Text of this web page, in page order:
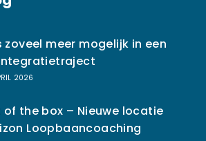
zoveel meer mogelijk in een
2026
of the box – Nieuwe locatie
Loopbaancoaching